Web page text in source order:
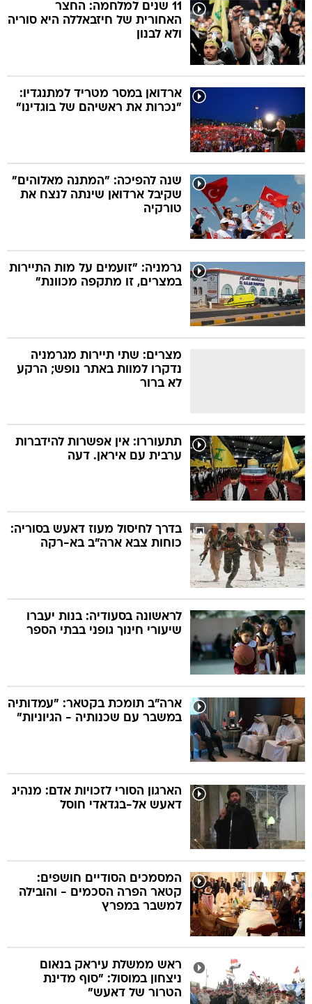
11 שנים למלחמה: החצר
האחורית של חיזבאללה היא סוריה
ולא לבנון
ארדואן במסר מטריד למתנגדיו:
"נכרות את ראשיהם של בוגדינו"
שנה להפיכה: "המתנה מאלוהים"
שקיבל ארדואן שינתה לנצח את
טורקיה
גרמניה: "זועמים על מות התיירות
במצרים, זו מתקפה מכוונת"
מצרים: שתי תיירות מגרמניה
נדקרו למוות באתר נופש; הרקע
לא ברור
תתעוררו: אין אפשרות להידברות
ערבית עם איראן. דעה
בדרך לחיסול מעוז דאעש בסוריה:
כוחות צבא ארה"ב בא-רקה
לראשונה בסעודיה: בנות יעברו
שיעורי חינוך גופני בבתי הספר
ארה"ב תומכת בקטאר: "עמדותיה
במשבר עם שכנותיה - הגיוניות"
הארגון הסורי לזכויות אדם: מנהיג
דאעש אל-בגדאדי חוסל
המסמכים הסודיים חושפים:
קטאר הפרה הסכמים - והובילה
למשבר במפרץ
ראש ממשלת עיראק בנאום
ניצחון במוסול: "סוף מדינת
הטרור של דאעש"